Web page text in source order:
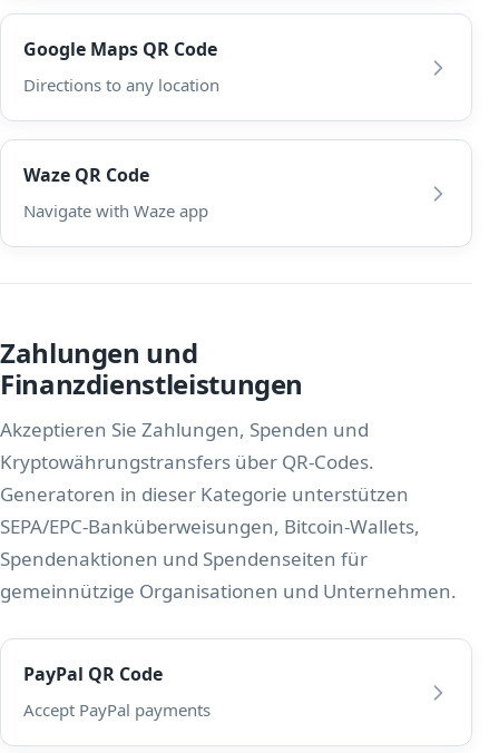
Google Maps QR Code
Directions to any location
Waze QR Code
Navigate with Waze app
Zahlungen und
Finanzdienstleistungen
Akzeptieren Sie Zahlungen, Spenden und
Kryptowährungstransfers über QR-Codes.
Generatoren in dieser Kategorie unterstützen
SEPA/EPC-Banküberweisungen, Bitcoin-Wallets,
Spendenaktionen und Spendenseiten für
gemeinnützige Organisationen und Unternehmen.
PayPal QR Code
Accept PayPal payments